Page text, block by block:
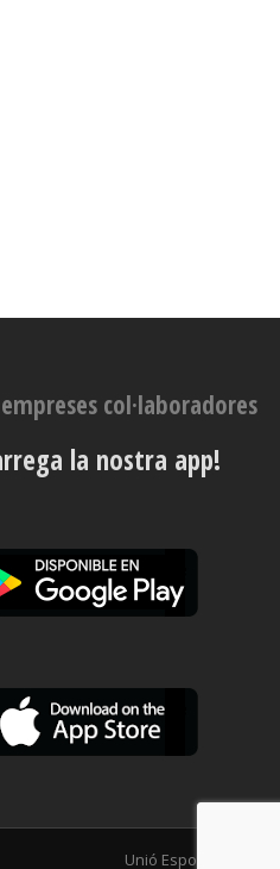
col·laboradores
la nostra app!
Unió Esportiva Olot